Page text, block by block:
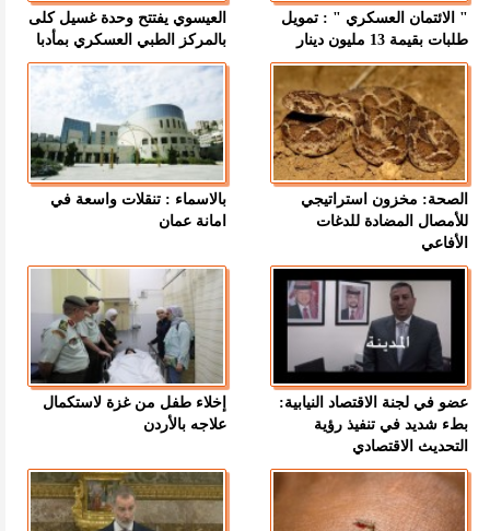
" الائتمان العسكري " : تمويل
طلبات بقيمة 13 مليون دينار
العيسوي يفتتح وحدة غسيل كلى
بالمركز الطبي العسكري بمأدبا
الصحة: مخزون استراتيجي
للأمصال المضادة للدغات
الأفاعي
بالاسماء : تنقلات واسعة في
امانة عمان
عضو في لجنة الاقتصاد النيابية:
بطء شديد في تنفيذ رؤية
التحديث الاقتصادي
إخلاء طفل من غزة لاستكمال
علاجه بالأردن